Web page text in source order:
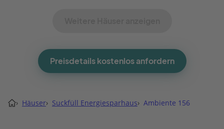
Preisdetails kostenlos anfordern
› Häuser› Suckfüll Energiesparhaus› Ambiente 156